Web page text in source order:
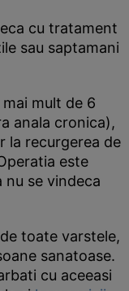
cu tratament
sau saptamani
mult de 6
anala cronica),
la recurgerea de
este
nu se vindeca
toate varstele,
sanatoase.
cu aceeasi